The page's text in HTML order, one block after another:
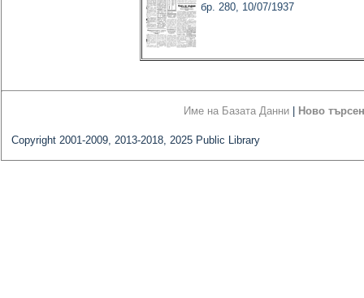
бр. 280, 10/07/1937
Име на Базата Данни Ново
Copyright 2001-2009, 2013-2018, 2025 Public Library